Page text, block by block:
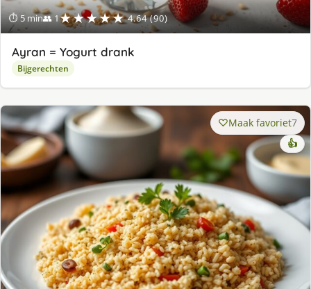
⏱ 5 min👥 1★★★★★ 4.64 (90)
Ayran = Yogurt drank
Bijgerechten
Maak favoriet7
👍